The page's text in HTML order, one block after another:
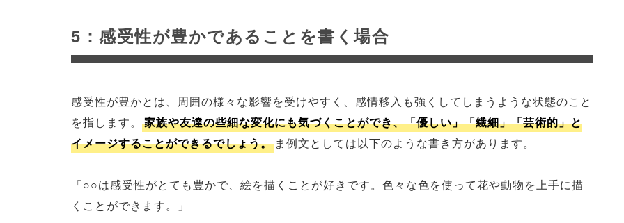
5：感受性が豊かであることを書く場合
感受性が豊かとは、周囲の様々な影響を受けやすく、感情移入も強くしてしまうような状態のこと
を指します。
家族や友達の些細な変化にも気づくことができ、「優しい」「繊細」「芸術的」と
イメージすることができるでしょう。 ま例文としては以下のような書き方があります。
「○○は感受性がとても豊かで、絵を描くことが好きです。色々な色を使って花や動物を上手に描
くことができます。」